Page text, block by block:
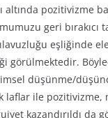
altında pozitivizme
geri bırakıcı
eşliğinde
görülmektedir.
düşünme/
laflar ile pozitivizme,
kazandırıldı da